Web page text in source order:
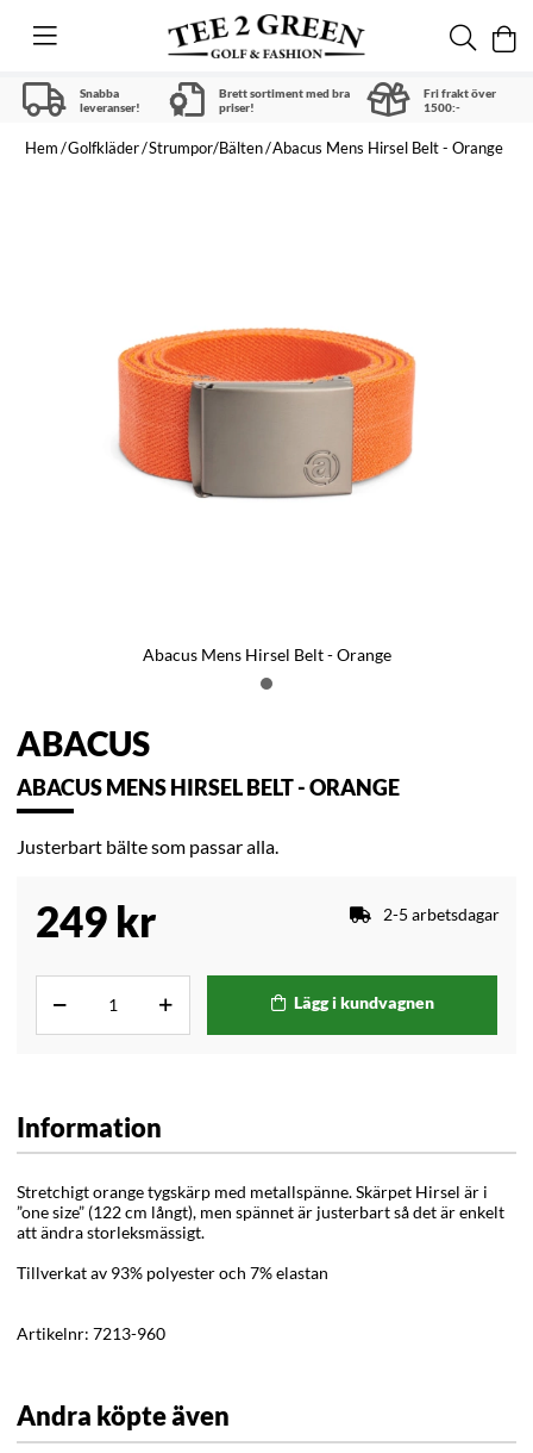
Snabba
leveranser!
Brett sortiment med bra
priser!
Fri frakt över
1500:-
Hem Golfkläder Strumpor/Bälten Abacus Mens Hirsel Belt - Orange
Abacus Mens Hirsel Belt - Orange
ABACUS
ABACUS MENS HIRSEL BELT - ORANGE
Justerbart bälte som passar alla.
249 kr 2-5 arbetsdagar
Lägg i kundvagnen
Information
Stretchigt orange tygskärp med metallspänne. Skärpet Hirsel är i
”one size” (122 cm långt), men spännet är justerbart så det är enkelt
att ändra storleksmässigt.
Tillverkat av 93% polyester och 7% elastan
Artikelnr: 7213-960
Andra köpte även